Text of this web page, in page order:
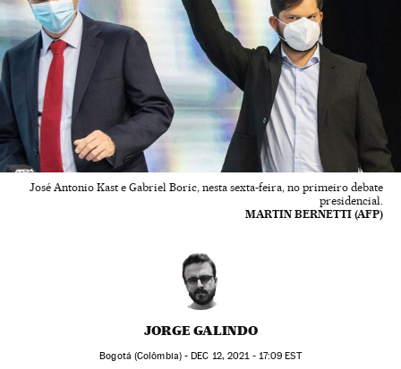
José Antonio Kast e Gabriel Boric, nesta sexta-feira, no primeiro debate
presidencial.
MARTIN BERNETTI (AFP)
JORGE GALINDO
Bogotá (Colômbia) -DEC 12, 2021 - 17:09 EST